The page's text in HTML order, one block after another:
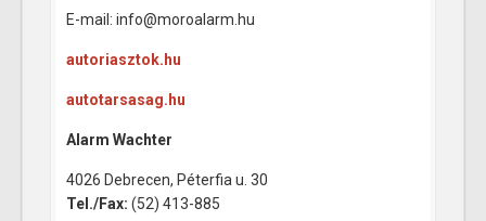
E-mail: info@moroalarm.hu
autoriasztok.hu
autotarsasag.hu
Alarm Wachter
4026 Debrecen, Péterfia u. 30
Tel./Fax: (52) 413-885